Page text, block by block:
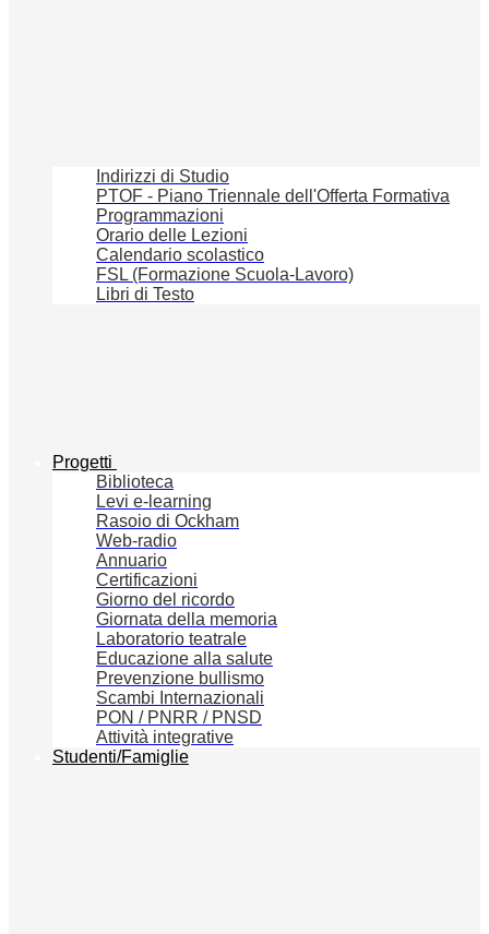
Indirizzi di Studio
PTOF - Piano Triennale dell'Offerta Formativa
Programmazioni
Orario delle Lezioni
Calendario scolastico
FSL (Formazione Scuola-Lavoro)
Libri di Testo
Progetti
Biblioteca
Levi e-learning
Rasoio di Ockham
Web-radio
Annuario
Certificazioni
Giorno del ricordo
Giornata della memoria
Laboratorio teatrale
Educazione alla salute
Prevenzione bullismo
Scambi Internazionali
PON / PNRR / PNSD
Attività integrative
Studenti/Famiglie